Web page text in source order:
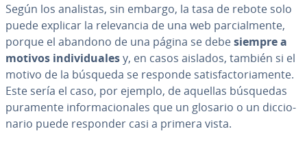
Según los analistas, sin embargo, la tasa de rebote solo
puede explicar la re­le­va­n­cia de una web pa­r­cia­l­me­n­te,
porque el abandono de una página se debesiempre a
motivos in­di­vi­dua­lesy, en casos aislados, también si el
motivo de la búsqueda se responde sa­ti­s­fa­c­to­ria­me­n­te.
Este sería el caso, por ejemplo, de aquellas búsquedas
puramente in­fo­r­ma­cio­na­les que un glosario o un di­c­cio­
na­rio puede responder casi a primera vista.